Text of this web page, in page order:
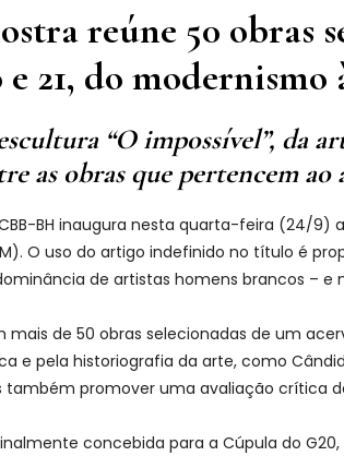
reúne 50 obras
e 21, do
“O impossível”, da
as obras que pertencem
BH inaugura nesta quarta-feira (24/9)
O uso do artigo indefinido no título é
de artistas homens brancos – e
mais de 50 obras selecionadas de um
e pela historiografia da arte, como
também promover uma avaliação crítica
concebida para a Cúpula do